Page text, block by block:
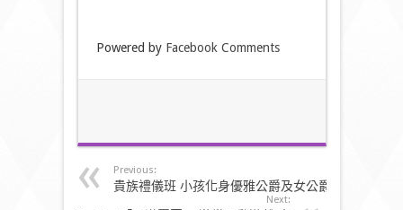
Powered by Facebook Comments
Previous:
貴族禮儀班 小孩化身優雅公爵及女公爵
Next: